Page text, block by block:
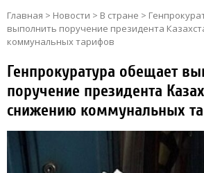
Главная > Новости > В стране >
выполнить поручение президента
коммунальных тарифов
Генпрокуратура обещает
поручение президента
снижению коммунальных